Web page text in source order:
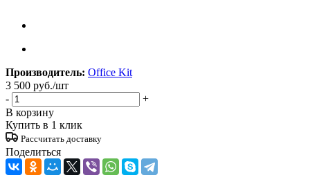
Производитель: Office Kit
3 500 руб./шт
-
+
В корзину
Купить в 1 клик
Рассчитать доставку
Поделиться